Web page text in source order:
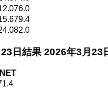
76.0
79.4
82.0
日結果 2026年3月23
NET